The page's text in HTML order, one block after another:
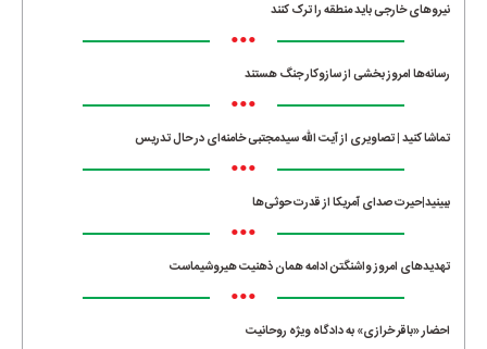
نیروهای خارجی باید منطقه را ترک کنند
•••
رسانه‌ها امروز بخشی از سازوکار جنگ هستند
•••
تماشا کنید | تصاویری از آیت الله سیدمجتبی خامنه‌ای در حال تدریس
•••
ببینید|حیرت صدای آمریکا از قدرت حوثی‌ها
•••
تهدیدهای امروز واشنگتن ادامه همان ذهنیت هیروشیماست
•••
احضار «باقر خرازی» به دادگاه ویژه روحانیت